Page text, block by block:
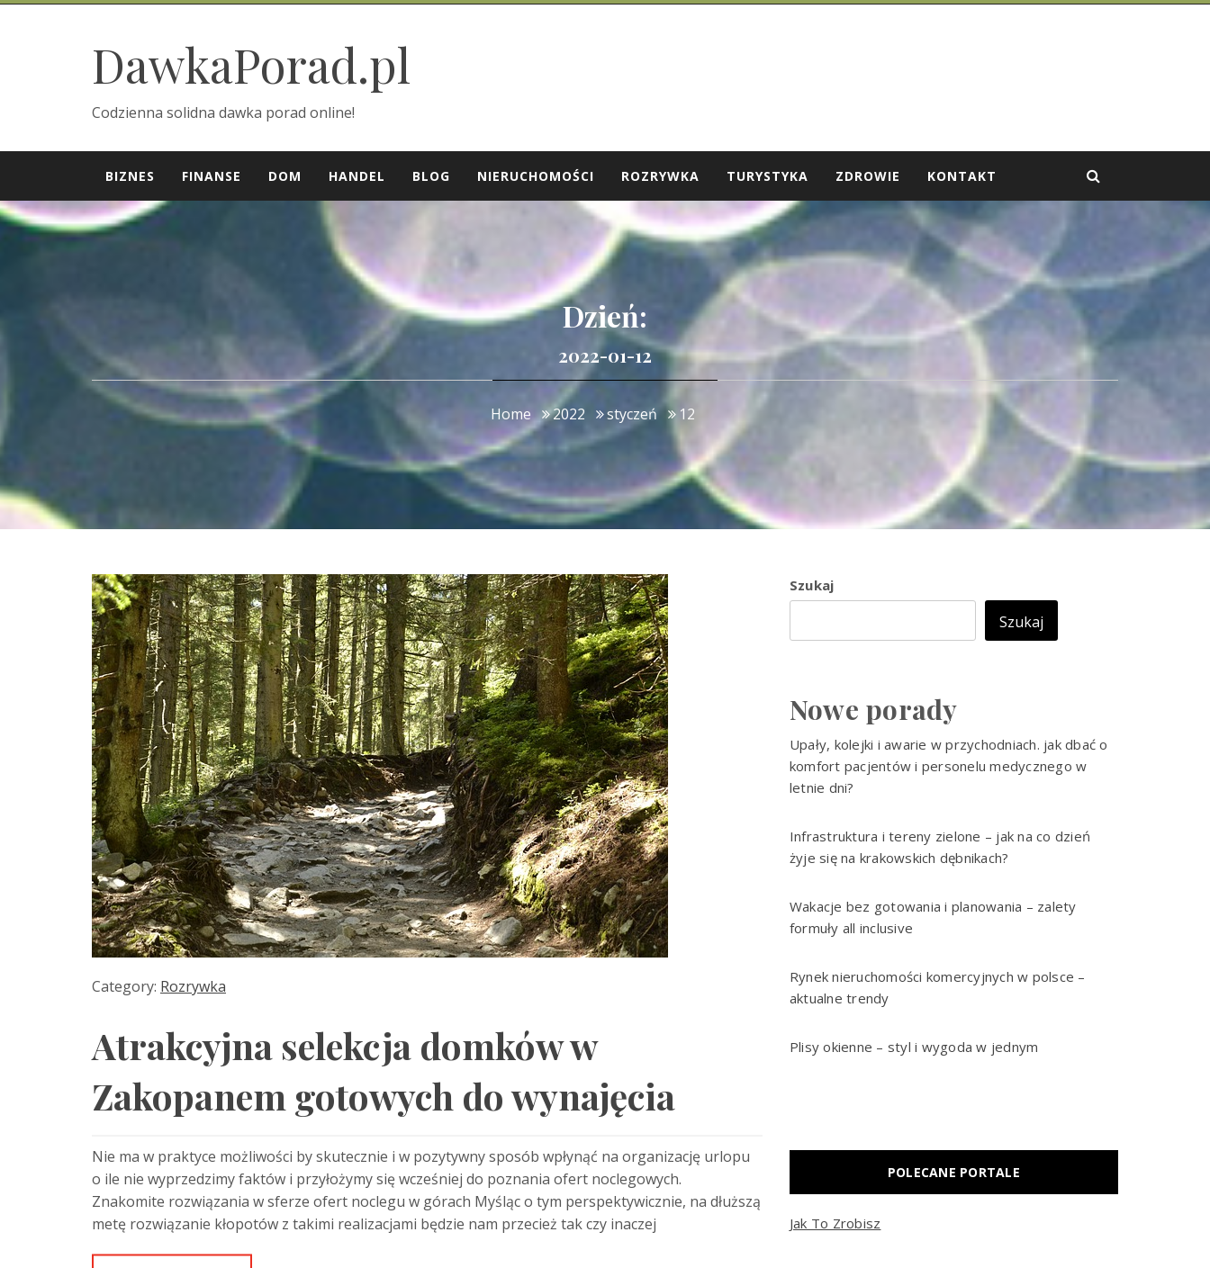
Skip
DawkaPorad.pl
Codzienna solidna dawka porad online!
BIZNES FINANSE DOM HANDEL BLOG NIERUCHOMOŚCI ROZRYWKA TURYSTYKA ZDROWIE KONTAKT
Dzień:
2022-01-12
Home 2022 styczeń 12
Category: Rozrywka
Atrakcyjna selekcja domków w
Zakopanem gotowych do wynajęcia
Nie ma w praktyce możliwości by skutecznie i w pozytywny sposób wpłynąć na organizację urlopu
o ile nie wyprzedzimy faktów i przyłożymy się wcześniej do poznania ofert noclegowych.
Znakomite rozwiązania w sferze ofert noclegu w górach Myśląc o tym perspektywicznie, na dłuższą
metę rozwiązanie kłopotów z takimi realizacjami będzie nam przecież tak czy inaczej
Szukaj
Szukaj
Nowe porady
Upały, kolejki i awarie w przychodniach. jak dbać o
komfort pacjentów i personelu medycznego w
letnie dni?
Infrastruktura i tereny zielone – jak na co dzień
żyje się na krakowskich dębnikach?
Wakacje bez gotowania i planowania – zalety
formuły all inclusive
Rynek nieruchomości komercyjnych w polsce –
aktualne trendy
Plisy okienne – styl i wygoda w jednym
POLECANE PORTALE
Jak To Zrobisz